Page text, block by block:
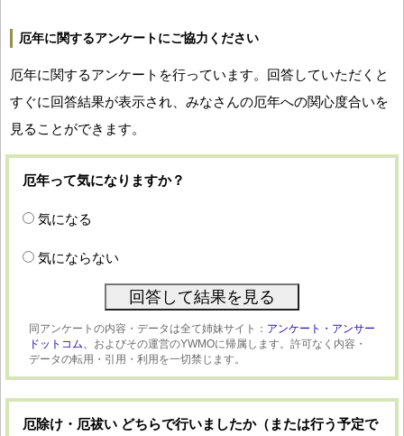
厄年に関するアンケートにご協力ください
厄年に関するアンケートを行っています。回答していただくと
すぐに回答結果が表示され、みなさんの厄年への関心度合いを
見ることができます。
厄年って気になりますか？
気になる
気にならない
同アンケートの内容・データは全て姉妹サイト： アンケート・アンサー
ドットコム、 およびその運営のYWMOに帰属します。許可なく内容・
データの転用・引用・利用を一切禁じます。
厄除け・厄祓い どちらで行いましたか（または行う予定で